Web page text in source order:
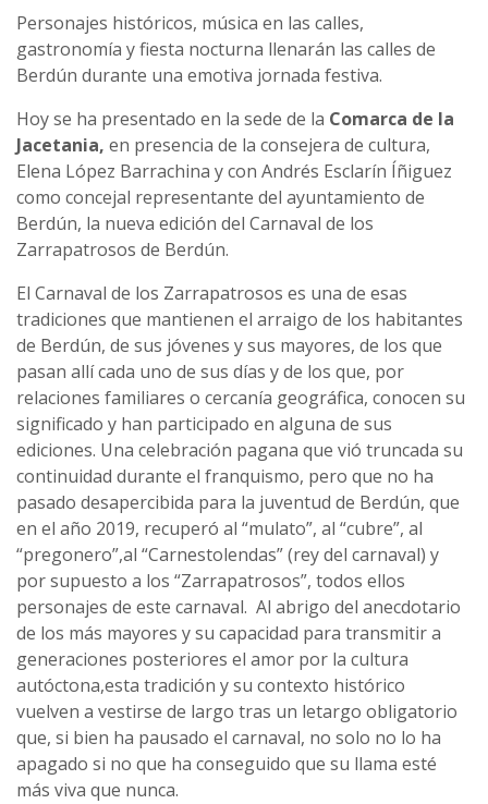
Personajes históricos, música en las calles,
gastronomía y fiesta nocturna llenarán las calles de
Berdún durante una emotiva jornada festiva.
Hoy se ha presentado en la sede de la Comarca de la
Jacetania, en presencia de la consejera de cultura,
Elena López Barrachina y con Andrés Esclarín Íñiguez
como concejal representante del ayuntamiento de
Berdún, la nueva edición del Carnaval de los
Zarrapatrosos de Berdún.
El Carnaval de los Zarrapatrosos es una de esas
tradiciones que mantienen el arraigo de los habitantes
de Berdún, de sus jóvenes y sus mayores, de los que
pasan allí cada uno de sus días y de los que, por
relaciones familiares o cercanía geográfica, conocen su
significado y han participado en alguna de sus
ediciones. Una celebración pagana que vió truncada su
continuidad durante el franquismo, pero que no ha
pasado desapercibida para la juventud de Berdún, que
en el año 2019, recuperó al “mulato”, al “cubre”, al
“pregonero”,al “Carnestolendas” (rey del carnaval) y
por supuesto a los “Zarrapatrosos”, todos ellos
personajes de este carnaval. Al abrigo del anecdotario
de los más mayores y su capacidad para transmitir a
generaciones posteriores el amor por la cultura
autóctona,esta tradición y su contexto histórico
vuelven a vestirse de largo tras un letargo obligatorio
que, si bien ha pausado el carnaval, no solo no lo ha
apagado si no que ha conseguido que su llama esté
más viva que nunca.